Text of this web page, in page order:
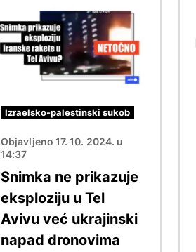
Izraelsko-palestinski sukob
Objavljeno 17. 10. 2024. u
14:37
Snimka ne prikazuje
eksploziju u Tel
Avivu već ukrajinski
napad dronovima